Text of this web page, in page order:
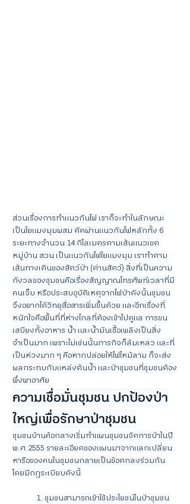
ส่วนเรื่องการทำแนวกันไฟ เราก็จะทำในลักษณะ
เป็นใยแมงมุมผสม ตัดผ่านแนวกันไฟหลักทั้ง 6
ระยะทางจำนวน 14 กิโลเมตรตามเส้นแนวเขต
หมู่บ้าน สวน เป็นแนวกันไฟใยแมงมุม เราทำตาม
เส้นทางเดินของสัตว์ป่า (ด่านสัตว์) สิ่งที่เป็นความ
กังวลของชุมชนคือเรื่องสัญญาณโทรศัพท์เวลาที่มี
คนเจ็บ หรือประสบอุบัติเหตุจากไฟป่าดังนั้นชุมชน
จึงอยากได้วิทยุสื่อสารเพิ่มขึ้นด้วย และอีกเรื่องที่
หนักใจคือพื้นที่ที่ห่างไกลที่ต้องเข้าไปดูแล การขน
เสบียงทั้งอาหาร น้ำ และน้ำมันเชื้อเพลิงเป็นสิ่ง
จำเป็นมาก เพราะไม่เช่นนั้นภารกิจก็ล้มเหลว และที่
เป็นห่วงมาก ๆ คือหากปล่อยให้ไฟไหม้ลาม ก็จะส่ง
ผลกระทบกับแหล่งต้นน้ำ และป่าชุมชนที่ชุมชนต้อง
พึ่งพาอาศัย
ความเชื่อมั่นชุมชน ปกป้องป่า
ใหญ่เพื่อรักษาป่าชุมชน
ชุมชนบ้านค้อกลางเริ่มทำแผนชุมชนจัดการป่าในปี
พ.ศ.2555 รายละเอียดของแผนมาจากแลกเปลี่ยน
หารือของคนในชุมชนกลายเป็นข้อตกลงร่วมกัน
โดยมีกฎระเบียบดังนี้
1. ชุมชนสามารถเข้าใช้ประโยชน์ในป่าชุมชน